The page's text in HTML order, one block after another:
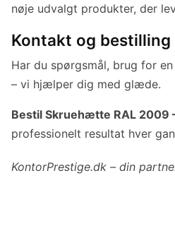
nøje udvalgt produkter, der
Kontakt og bestilling
Har du spørgsmål, brug for
– vi hjælper dig med glæde.
Bestil Skruehætte RAL 2009
professionelt resultat hver
KontorPrestige.dk – din